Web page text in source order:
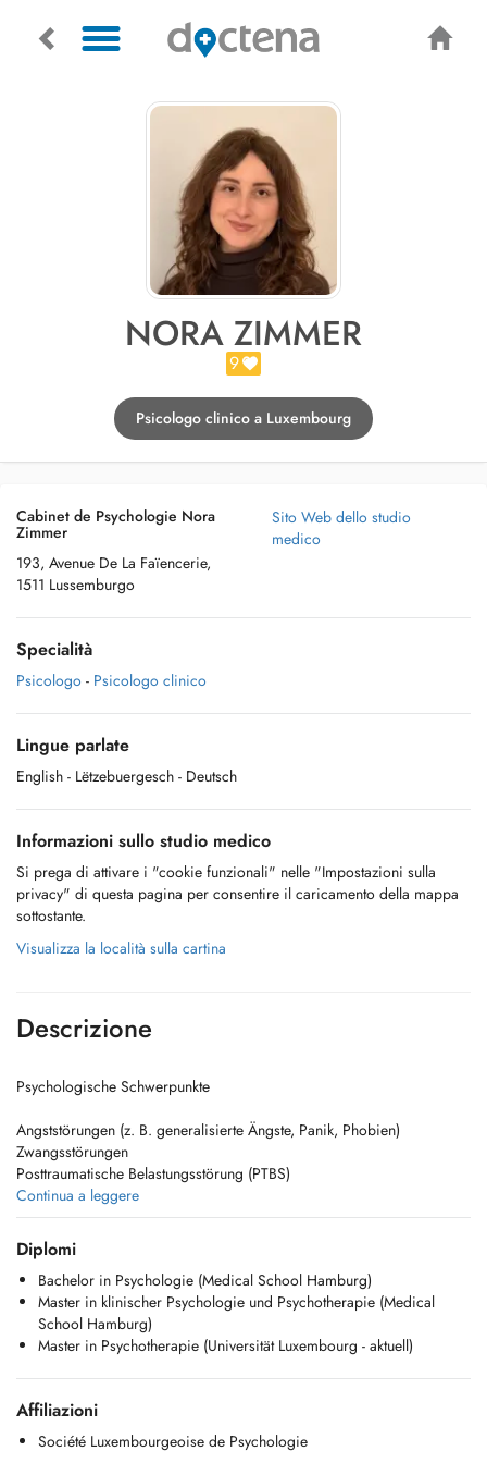
NORA ZIMMER
9
Psicologo clinico a Luxembourg
Cabinet de Psychologie Nora
Zimmer
193, Avenue De La Faïencerie,
1511 Lussemburgo
Sito Web dello studio
medico
Specialità
Psicologo - Psicologo clinico
Lingue parlate
English - Lëtzebuergesch - Deutsch
Informazioni sullo studio medico
Si prega di attivare i "cookie funzionali" nelle "Impostazioni sulla
privacy" di questa pagina per consentire il caricamento della mappa
sottostante.
Visualizza la località sulla cartina
Descrizione
Psychologische Schwerpunkte
Angststörungen (z. B. generalisierte Ängste, Panik, Phobien)
Zwangsstörungen
Posttraumatische Belastungsstörung (PTBS)
Psychische Belastungen im Zusammenhang mit chronischen
Erkrankungen
Depressive Verstimmungen und Depressionen
Fragen rund um Geschlechtsidentität und Genderdysphorie
Stress, Überforderung und Burnout
Anpassungsschwierigkeiten und Lebenskrisen
Probleme mit dem Selbstwert und Fragen zur Identität
Trennung, Verlust und Trauer
Psychological Focus Areas
Anxiety disorders (e.g., generalized anxiety, panic, phobias)
Continua a leggere
Diplomi
Bachelor in Psychologie (Medical School Hamburg)
Master in klinischer Psychologie und Psychotherapie (Medical
School Hamburg)
Master in Psychotherapie (Universität Luxembourg - aktuell)
Affiliazioni
Société Luxembourgeoise de Psychologie